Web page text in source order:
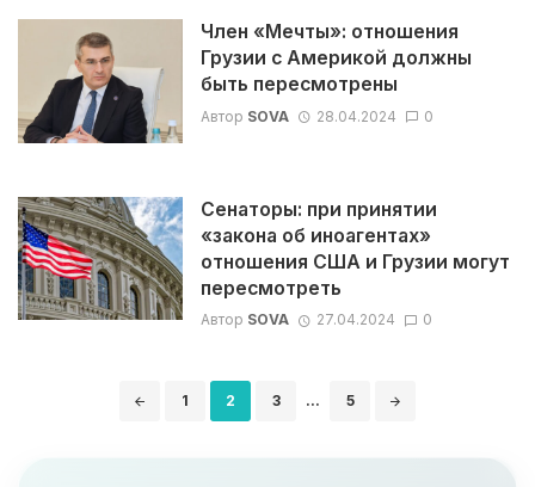
Член «Мечты»: отношения
Грузии с Америкой должны
быть пересмотрены
Автор SOVA 28.04.2024 0
Сенаторы: при принятии
«закона об иноагентах»
отношения США и Грузии могут
пересмотреть
Автор SOVA 27.04.2024 0
1 2 3 ... 5